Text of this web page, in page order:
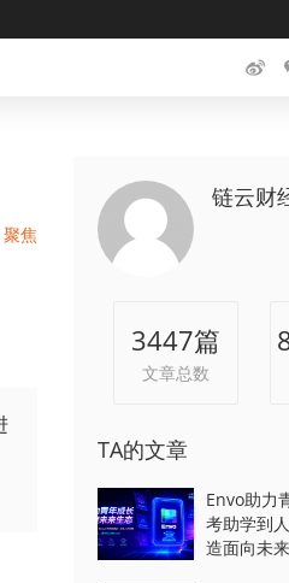
聚焦
链云财
3447篇
文章总数
TA的文章
Envo助力
考助学到
造面向未